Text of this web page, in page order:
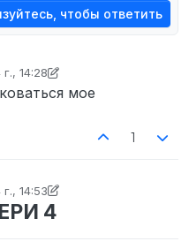
чтобы ответить
14:28
Bobr
мое
1
14:53
Bobr
4